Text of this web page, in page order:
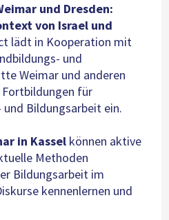
und Dresden:
von Israel und
lädt in Kooperation mit
und
Weimar und anderen
für
Bildungsarbeit ein.
in Kasselkönnen aktive
Methoden
Bildungsarbeit im
kennenlernen und